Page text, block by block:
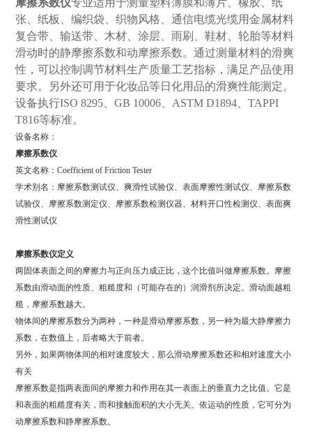
摩擦系数仪专业适用于测量塑料薄膜和薄片、橡胶、纸
张、纸板、编织袋、织物风格、通信电缆光缆用金属材料
复合带、输送带、木材、涂层、雨刷、鞋材、轮胎等材料
滑动时的静摩擦系数和动摩擦系数。通过测量材料的滑爽
性，可以控制调节材料生产质量工艺指标，满足产品使用
要求。另外还可用于化妆品等日化用品的滑爽性能测定。
设备执行ISO 8295、GB 10006、ASTM D1894、TAPPI
T816等标准。
设备名称：
摩擦系数仪
英文名称：Coefficient of Friction Tester
学术别名：摩擦系数测试仪、爽滑性试验仪、表面摩擦性测试仪、摩擦系数
试验仪、摩擦系数测定仪、摩擦系数检测仪器、材料开口性检测仪、表面爽
滑性测试仪
摩擦系数仪定义
两固体表面之间的摩擦力与正向压力成正比，这个比值叫做摩擦系数。摩擦
系数由滑动面的性质、粗糙度和（可能存在的）润滑剂所决定。滑动面越粗
糙，摩擦系数越大。
物体间的摩擦系数分为两种，一种是滑动摩擦系数，另一种为最大静摩擦力
系数，在数值上，后者略大于前者。
另外，如果两物体间的相对速度较大，那么滑动摩擦系数还和相对速度大小
有关
摩擦系数是指两表面间的摩擦力和作用在其一表面上的垂直力之比值。它是
和表面的粗糙度有关，而和接触面积的大小无关。依运动的性质，它可分为
动摩擦系数和静摩擦系数。